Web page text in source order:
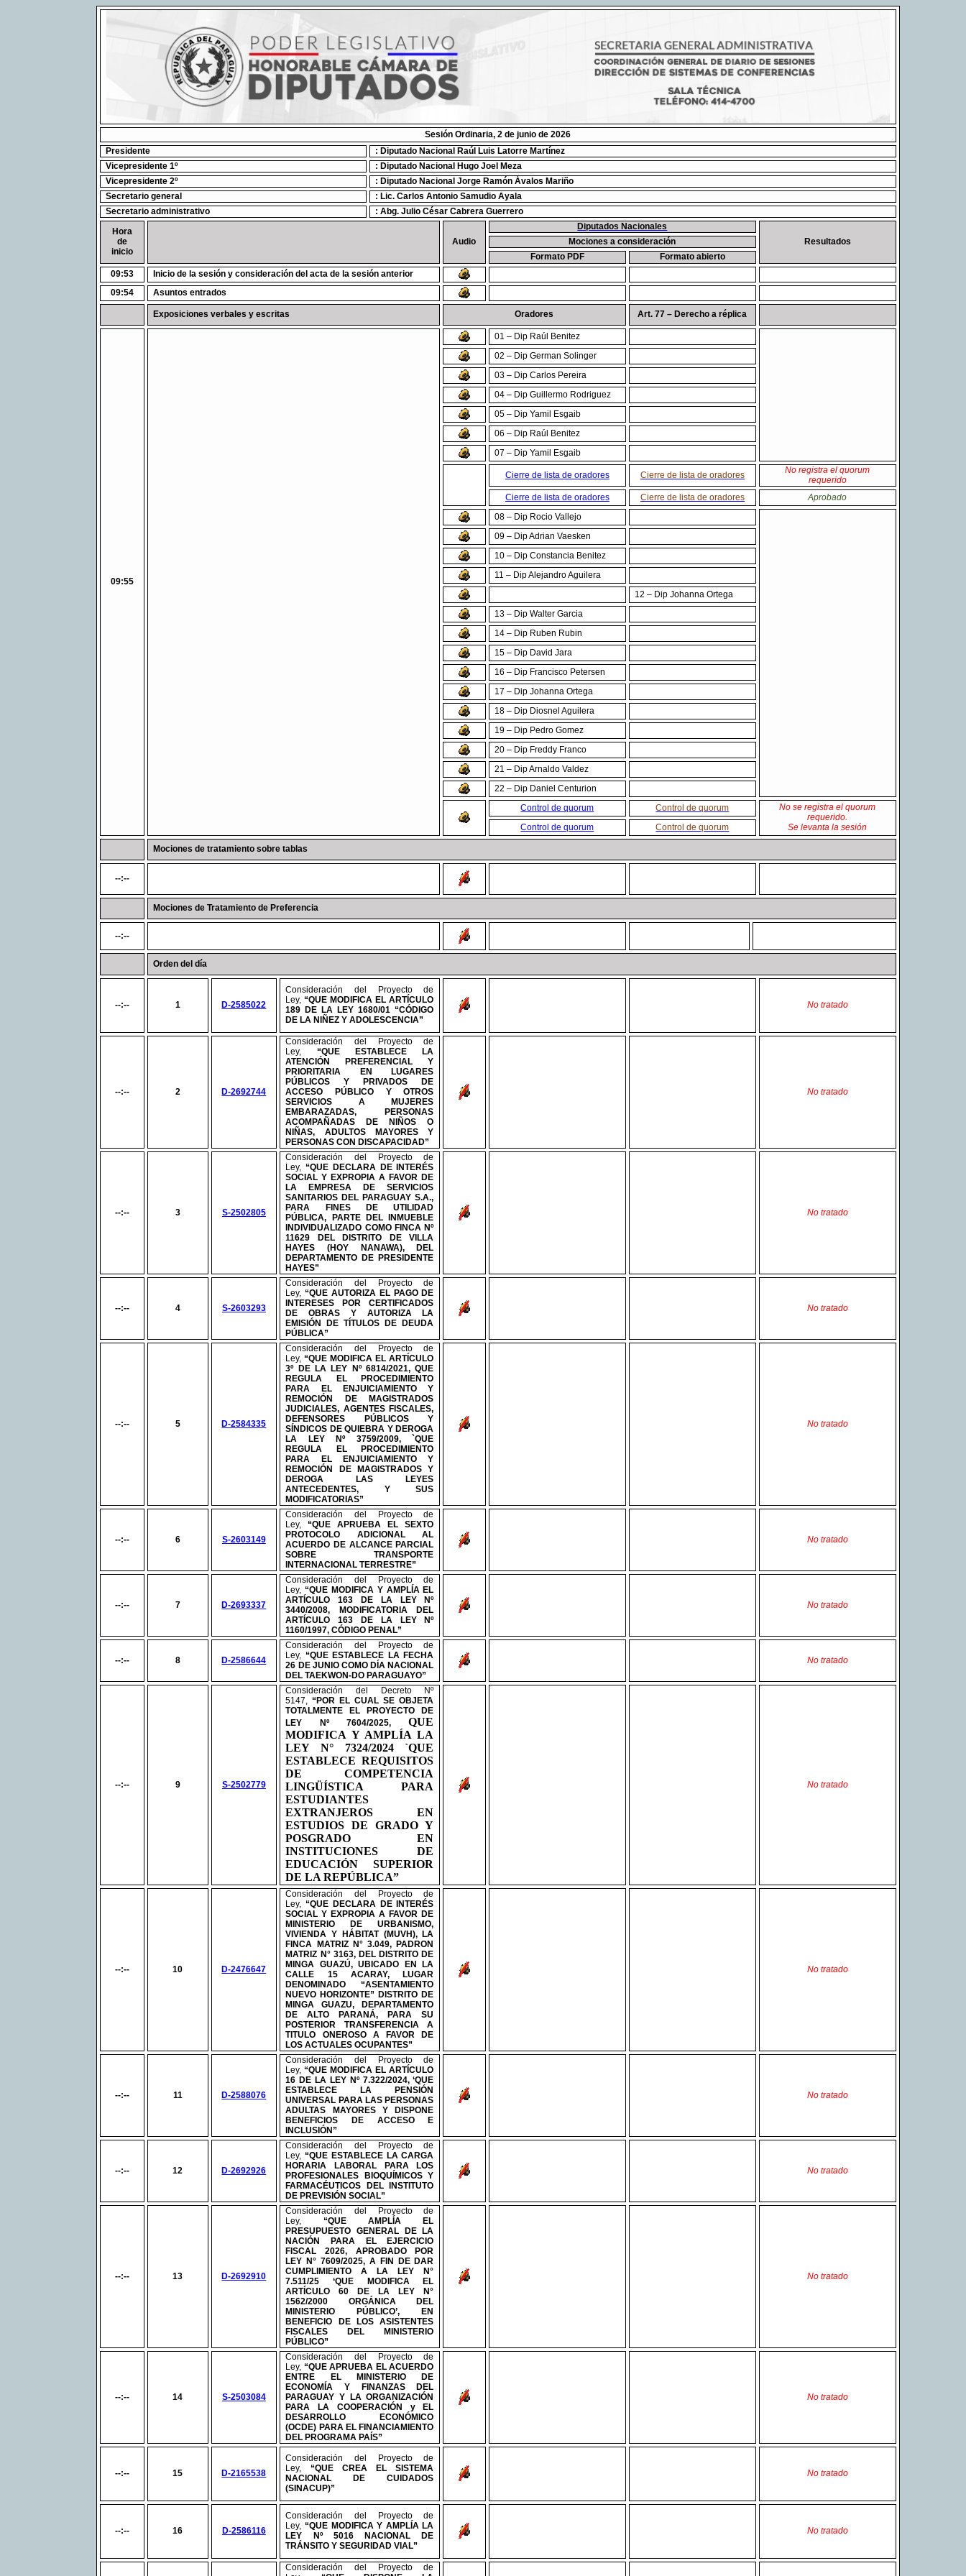
Sesión Ordinaria, 2 de junio de 2026
Presidente
: Diputado Nacional Raúl Luis Latorre Martínez
Vicepresidente 1º
: Diputado Nacional Hugo Joel Meza
Vicepresidente 2º
: Diputado Nacional Jorge Ramón Ávalos Mariño
Secretario general
: Lic. Carlos Antonio Samudio Ayala
Secretario administrativo
: Abg. Julio César Cabrera Guerrero
Hora
de
inicio
Audio
Diputados Nacionales
Resultados
Mociones a consideración
Formato PDF
Formato abierto
09:53
Inicio de la sesión y consideración del acta de la sesión anterior
09:54
Asuntos entrados
Exposiciones verbales y escritas Oradores Art. 77 – Derecho a réplica
09:55
01 – Dip Raúl Benitez
02 – Dip German Solinger
03 – Dip Carlos Pereira
04 – Dip Guillermo Rodriguez
05 – Dip Yamil Esgaib
06 – Dip Raúl Benitez
07 – Dip Yamil Esgaib
Cierre de lista de oradores Cierre de lista de oradores
No registra el quorum
requerido
Cierre de lista de oradores
Cierre de lista de oradores
Aprobado
08 – Dip Rocio Vallejo
09 – Dip Adrian Vaesken
10 – Dip Constancia Benitez
11 – Dip Alejandro Aguilera
12 – Dip Johanna Ortega
13 – Dip Walter Garcia
14 – Dip Ruben Rubin
15 – Dip David Jara
16 – Dip Francisco Petersen
17 – Dip Johanna Ortega
18 – Dip Diosnel Aguilera
19 – Dip Pedro Gomez
20 – Dip Freddy Franco
21 – Dip Arnaldo Valdez
22 – Dip Daniel Centurion
Control de quorum
Control de quorum
No se registra el quorum
requerido.
Se levanta la sesión
Control de quorum Control de quorum
Mociones de tratamiento sobre tablas
--:--
Mociones de Tratamiento de Preferencia
--:--
Orden del día
--:-- 1 D-2585022
Consideración del Proyecto de
Ley,“QUE MODIFICA EL ARTÍCULO
189 DE LA LEY 1680/01 “CÓDIGO
DE LA NIÑEZ Y ADOLESCENCIA”
No tratado
--:-- 2 D-2692744
Consideración del Proyecto de
Ley, “QUE ESTABLECE LA
ATENCIÓN PREFERENCIAL Y
PRIORITARIA EN LUGARES
PÚBLICOS Y PRIVADOS DE
ACCESO PÚBLICO Y OTROS
SERVICIOS A MUJERES
EMBARAZADAS, PERSONAS
ACOMPAÑADAS DE NIÑOS O
NIÑAS, ADULTOS MAYORES Y
PERSONAS CON DISCAPACIDAD”
No tratado
--:-- 3 S-2502805
Consideración del Proyecto de
Ley,“QUE DECLARA DE INTERÉS
SOCIAL Y EXPROPIA A FAVOR DE
LA EMPRESA DE SERVICIOS
SANITARIOS DEL PARAGUAY S.A.,
PARA FINES DE UTILIDAD
PÚBLICA, PARTE DEL INMUEBLE
INDIVIDUALIZADO COMO FINCA Nº
11629 DEL DISTRITO DE VILLA
HAYES (HOY NANAWA), DEL
DEPARTAMENTO DE PRESIDENTE
HAYES”
No tratado
--:-- 4 S-2603293
Consideración del Proyecto de
Ley,“QUE AUTORIZA EL PAGO DE
INTERESES POR CERTIFICADOS
DE OBRAS Y AUTORIZA LA
EMISIÓN DE TÍTULOS DE DEUDA
PÚBLICA”
No tratado
--:-- 5 D-2584335
Consideración del Proyecto de
Ley,“QUE MODIFICA EL ARTÍCULO
3º DE LA LEY
Nº6814/2021, QUE
REGULA EL PROCEDIMIENTO
PARA EL ENJUICIAMIENTO Y
REMOCIÓN DE MAGISTRADOS
JUDICIALES, AGENTES FISCALES,
DEFENSORES PÚBLICOS Y
SÍNDICOS DE QUIEBRA Y DEROGA
LA LEY
Nº3759/2009, `QUE
REGULA EL PROCEDIMIENTO
PARA EL ENJUICIAMIENTO Y
REMOCIÓN DE MAGISTRADOS Y
DEROGA LAS LEYES
ANTECEDENTES, Y SUS
MODIFICATORIAS”
No tratado
--:-- 6 S-2603149
Consideración del Proyecto de
Ley,“QUE APRUEBA EL SEXTO
PROTOCOLO ADICIONAL AL
ACUERDO DE ALCANCE PARCIAL
SOBRE TRANSPORTE
INTERNACIONAL TERRESTRE”
No tratado
--:-- 7 D-2693337
Consideración del Proyecto de
Ley,“QUE MODIFICA Y AMPLÍA EL
ARTÍCULO 163 DE LA LEY
Nº
3440/2008, MODIFICATORIA DEL
ARTÍCULO 163 DE LA LEY
Nº
1160/1997, CÓDIGO PENAL”
No tratado
--:-- 8 D-2586644
Consideración del Proyecto de
Ley, “QUE ESTABLECE LA FECHA
26 DE JUNIO COMO DÍA NACIONAL
DEL TAEKWON-DO PARAGUAYO”
No tratado
--:-- 9 S-2502779
Consideración del Decreto
Nº
5147,“POR EL CUAL SE OBJETA
TOTALMENTE EL PROYECTO DE
LEY
Nº7604/2025,QUE
MODIFICA Y AMPLÍA LA
LEYN° 7324/2024 `QUE
ESTABLECE REQUISITOS
DE COMPETENCIA
LINGÜÍSTICA PARA
ESTUDIANTES
EXTRANJEROS EN
ESTUDIOS DE GRADO Y
POSGRADO EN
INSTITUCIONES DE
EDUCACIÓN SUPERIOR
DE LA REPÚBLICA”
No tratado
--:-- 10 D-2476647
Consideración del Proyecto de
Ley, “QUE DECLARA DE INTERÉS
SOCIAL Y EXPROPIA A FAVOR DE
MINISTERIO DE URBANISMO,
VIVIENDA Y HÁBITAT (MUVH), LA
FINCA MATRIZ N°3.049, PADRON
MATRIZ N°3163, DEL DISTRITO DE
MINGA GUAZÚ, UBICADO EN LA
CALLE 15 ACARAY, LUGAR
DENOMINADO “ASENTAMIENTO
NUEVO HORIZONTE” DISTRITO DE
MINGA GUAZU, DEPARTAMENTO
DE ALTO PARANÁ, PARA SU
POSTERIOR TRANSFERENCIA A
TITULO ONEROSO A FAVOR DE
LOS ACTUALES OCUPANTES”
No tratado
--:-- 11 D-2588076
Consideración del Proyecto de
Ley,“QUE MODIFICA EL ARTÍCULO
16 DE LA LEY Nº7.322/2024, ‘QUE
ESTABLECE LA PENSIÓN
UNIVERSAL PARA LAS PERSONAS
ADULTAS MAYORES Y DISPONE
BENEFICIOS DE ACCESO E
INCLUSIÓN”
No tratado
--:-- 12 D-2692926
Consideración del Proyecto de
Ley,“QUE ESTABLECE LA CARGA
HORARIA LABORAL PARA LOS
PROFESIONALES BIOQUÍMICOS Y
FARMACÉUTICOS DEL INSTITUTO
DE PREVISIÓN SOCIAL”
No tratado
--:-- 13 D-2692910
Consideración del Proyecto de
Ley, “QUE AMPLÍA EL
PRESUPUESTO GENERAL DE LA
NACIÓN PARA EL EJERCICIO
FISCAL 2026, APROBADO POR
LEY N° 7609/2025, A FIN DE DAR
CUMPLIMIENTO A LA LEY
N°
7.511/25 ‘QUE MODIFICA EL
ARTÍCULO 60 DE LA LEY
N°
1562/2000 ORGÁNICA DEL
MINISTERIO PÚBLICO’, EN
BENEFICIO DE LOS ASISTENTES
FISCALES DEL MINISTERIO
PÚBLICO”
No tratado
--:-- 14 S-2503084
Consideración del Proyecto de
Ley, “QUE APRUEBA EL ACUERDO
ENTRE EL MINISTERIO DE
ECONOMÍA Y FINANZAS DEL
PARAGUAY Y LA ORGANIZACIÓN
PARA LA COOPERACIÓN y EL
DESARROLLO ECONÓMICO
(OCDE) PARA EL FINANCIAMIENTO
DEL PROGRAMA PAÍS”
No tratado
--:-- 15 D-2165538
Consideración del Proyecto de
Ley, “QUE CREA EL SISTEMA
NACIONAL DE CUIDADOS
(SINACUP)”
No tratado
--:-- 16 D-2586116
Consideración del Proyecto de
Ley, “QUE MODIFICA Y AMPLÍA LA
LEY
Nº5016 NACIONAL DE
TRÁNSITO Y SEGURIDAD VIAL”
No tratado
Consideración del Proyecto de